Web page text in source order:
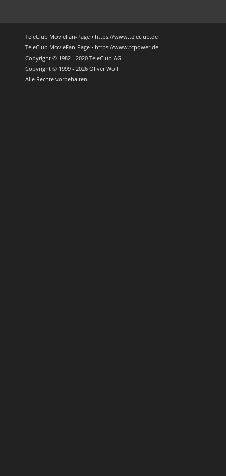
TeleClub MovieFan-Page • https://www.teleclub.de
TeleClub MovieFan-Page • https://www.tcpower.de
Copyright © 1982 - 2020 TeleClub AG
Copyright © 1999 - 2026 Oliver Wolf
Alle Rechte vorbehalten